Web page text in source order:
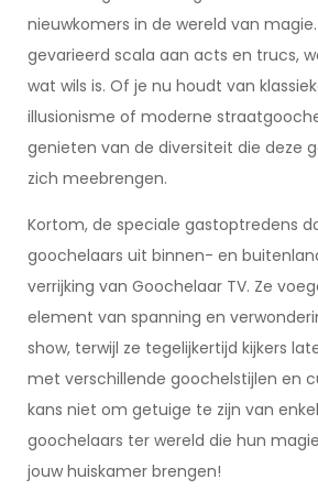
nieuwkomers in de wereld van
gevarieerd scala aan acts en trucs,
wat wils is. Of je nu houdt van
illusionisme of moderne
genieten van de diversiteit die deze
zich meebrengen.
Kortom, de speciale gastoptredens
goochelaars uit binnen- en
verrijking van Goochelaar TV. Ze
element van spanning en
show, terwijl ze tegelijkertijd kijkers
met verschillende goochelstijlen en
kans niet om getuige te zijn van
goochelaars ter wereld die hun
jouw huiskamer brengen!